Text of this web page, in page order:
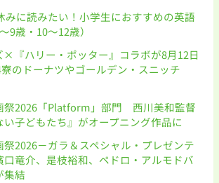
みに読みたい！小学生におすすめの英語
9歳・10〜12歳）
×『ハリー・ポッター』コラボが8月12日
のドーナツやゴールデン・スニッチ
祭2026「Platform」部門 西川美和監督
い子どもたち』がオープニング作品に
祭2026－ガラ＆スペシャル・プレゼンテ
口竜介、是枝裕和、ペドロ・アルモドバ
集結